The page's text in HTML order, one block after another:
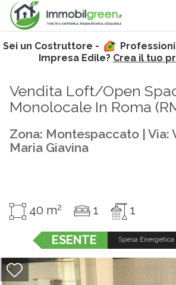
Sei un Costruttore -
Impresa Edile? Crea il tuo
Vendita Loft/Open
Monolocale In Roma (
Zona: Montespaccato | Via:
Maria Giavina
40 m2 1 1
Spesa
ESENTE